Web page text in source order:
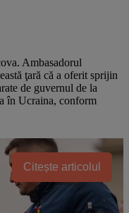
Ambasadorul
ţară că a oferit sprijin
de guvernul de la
în Ucraina, conform
Citește articolul